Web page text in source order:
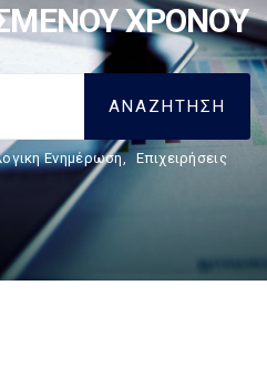
ΧΡΟΝΟΥ
Ενημέρωση, Επιχειρήσεις